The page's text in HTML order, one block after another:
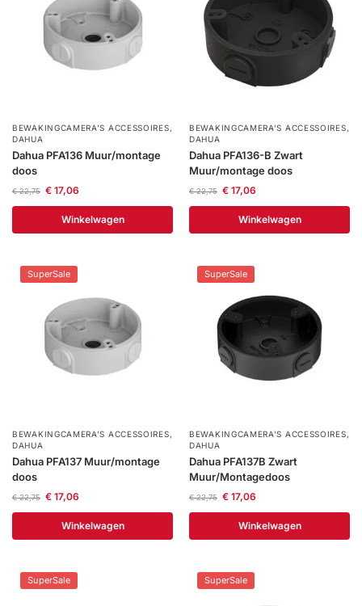
&
Intercom
Branddetectie
Inbraakbeveiliging
Outlet SALE
Help &
service
BEWAKINGCAMERA'S ACCESSOIRES,
DAHUA
Dahua PFA136 Muur/montage
doos
€22,75 €17,06
Winkelwagen
BEWAKINGCAMERA'S ACCESSOIRES,
DAHUA
Dahua PFA136-B Zwart
Muur/montage doos
€22,75 €17,06
Winkelwagen
SuperSale
BEWAKINGCAMERA'S ACCESSOIRES,
DAHUA
Dahua PFA137 Muur/montage
doos
€22,75 €17,06
Winkelwagen
SuperSale
BEWAKINGCAMERA'S ACCESSOIRES,
DAHUA
Dahua PFA137B Zwart
Muur/Montagedoos
€22,75 €17,06
Winkelwagen
SuperSale SuperSale